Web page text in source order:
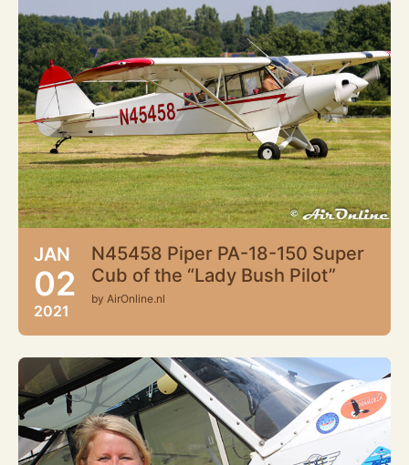
JAN
02
2021
N45458 Piper PA-18-150 Super
Cub of the “Lady Bush Pilot”
by AirOnline.nl